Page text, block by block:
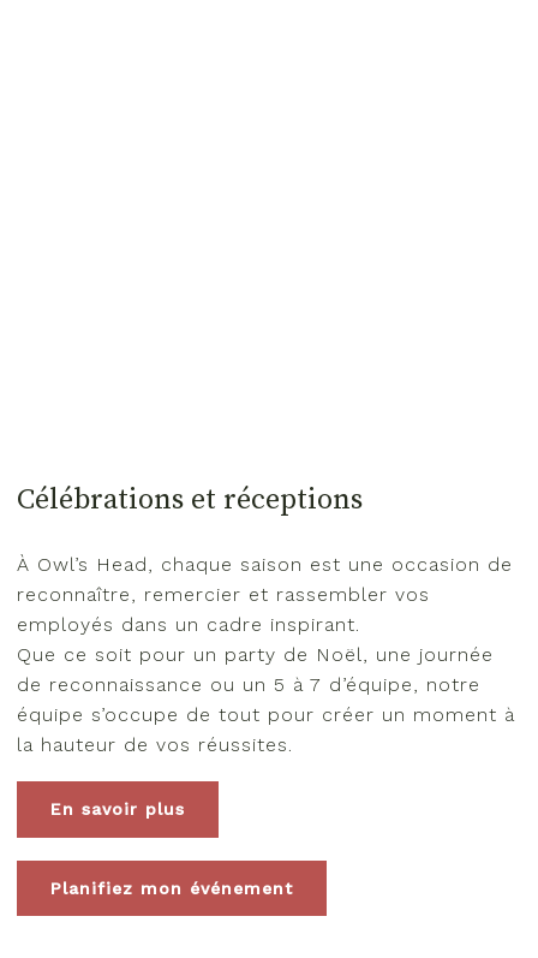
Célébrations et réceptions
À Owl’s Head, chaque saison est une occasion de
reconnaître, remercier et rassembler vos
employés dans un cadre inspirant.
Que ce soit pour un party de Noël, une journée
de reconnaissance ou un 5 à 7 d’équipe, notre
équipe s’occupe de tout pour créer un moment à
la hauteur de vos réussites.
En savoir plus
Planifiez mon événement